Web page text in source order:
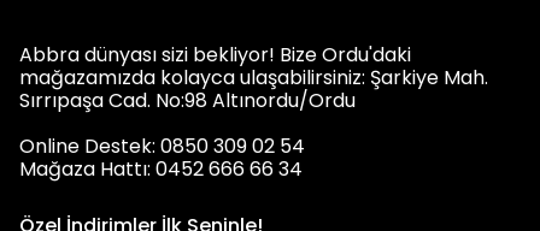
Abbra dünyası sizi bekliyor! Bize Ordu'daki
mağazamızda kolayca ulaşabilirsiniz: Şarkiye Mah.
Sırrıpaşa Cad. No:98 Altınordu/Ordu
Online Destek: 0850 309 02 54
Mağaza Hattı: 0452 666 66 34